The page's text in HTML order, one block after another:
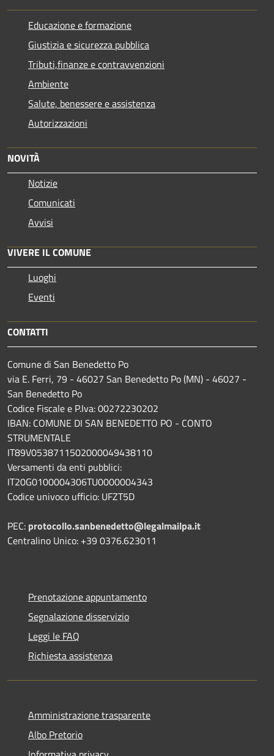
Educazione e formazione
Giustizia e sicurezza pubblica
Tributi,finanze e contravvenzioni
Ambiente
Salute, benessere e assistenza
Autorizzazioni
NOVITÀ
Notizie
Comunicati
Avvisi
VIVERE IL COMUNE
Luoghi
Eventi
CONTATTI
Comune di San Benedetto Po
via E. Ferri, 79 - 46027 San Benedetto Po (MN) - 46027 -
San Benedetto Po
Codice Fiscale e P.Iva: 00272230202
IBAN: COMUNE DI SAN BENEDETTO PO - CONTO
STRUMENTALE
IT89V0538711502000049438110
Versamenti da enti pubblici:
IT20G0100004306TU0000004343
Codice univoco ufficio: UFZT5D
PEC: protocollo.sanbenedetto@legalmailpa.it
Centralino Unico: +39 0376.623011
Prenotazione appuntamento
Segnalazione disservizio
Leggi le FAQ
Richiesta assistenza
Amministrazione trasparente
Albo Pretorio